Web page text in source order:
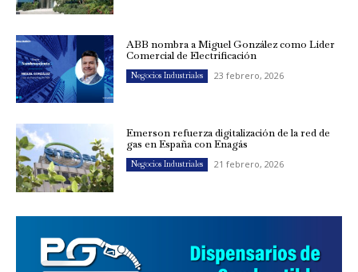
ABB nombra a Miguel González como Líder
Comercial de Electrificación
Negocios Industriales 23 febrero, 2026
Emerson refuerza digitalización de la red de
gas en España con Enagás
Negocios Industriales 21 febrero, 2026